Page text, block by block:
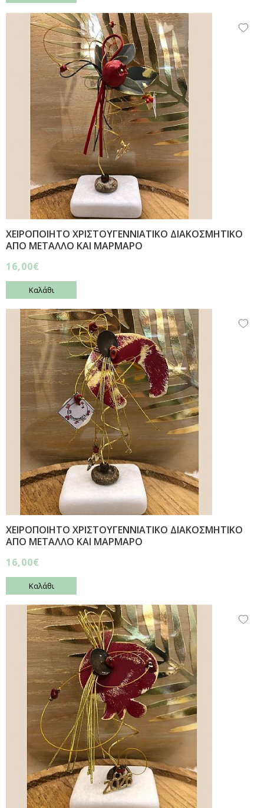
ΧΕΙΡΟΠΟΙΗΤΟ ΧΡΙΣΤΟΥΓΕΝΝΙΑΤΙΚΟ ΔΙΑΚΟΣΜΗΤΙΚΟ
ΑΠΟ ΜΕΤΑΛΛΟ ΚΑΙ ΜΑΡΜΑΡΟ
16,00€
Καλάθι
ΧΕΙΡΟΠΟΙΗΤΟ ΧΡΙΣΤΟΥΓΕΝΝΙΑΤΙΚΟ ΔΙΑΚΟΣΜΗΤΙΚΟ
ΑΠΟ ΜΕΤΑΛΛΟ ΚΑΙ ΜΑΡΜΑΡΟ
16,00€
Καλάθι